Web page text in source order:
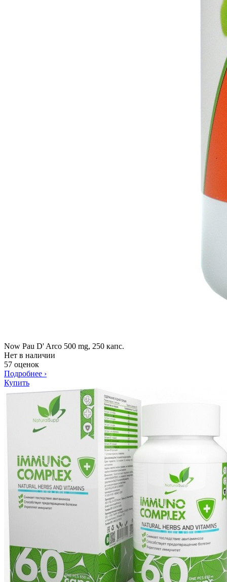
Now Pau D' Arco 500 mg, 250 капс.
Нет в наличии
57 оценок
Подробнее ›
Купить